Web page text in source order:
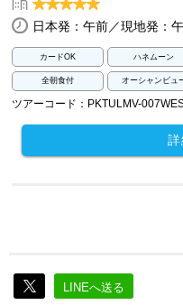
日本発：午前／現地発：
カードOK ハネムーン
全朝食付 オーシャンビュ
ツアーコード：PKTULMV-
LINEへ送る